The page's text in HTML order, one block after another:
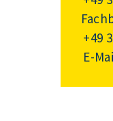
+49
E-